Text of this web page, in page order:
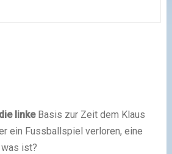
die linkeBasis zur Zeit dem Klaus
ein Fussballspiel verloren, eine
ist?